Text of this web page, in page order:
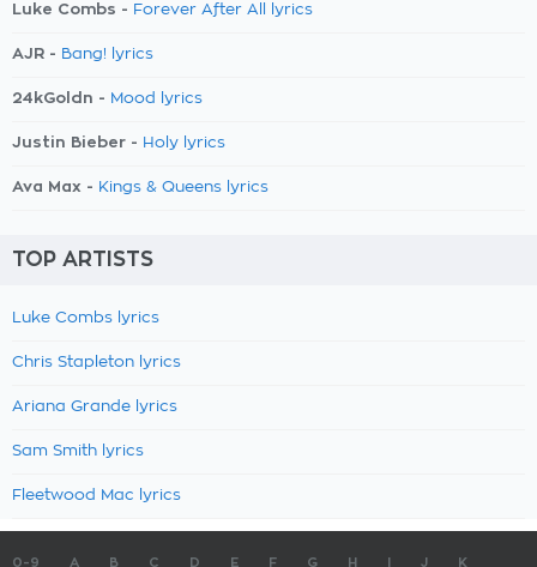
Luke Combs - Forever After All lyrics
AJR - Bang! lyrics
24kGoldn - Mood lyrics
Justin Bieber - Holy lyrics
Ava Max - Kings & Queens lyrics
TOP ARTISTS
Luke Combs lyrics
Chris Stapleton lyrics
Ariana Grande lyrics
Sam Smith lyrics
Fleetwood Mac lyrics
0-9 A B C D E F G H J K